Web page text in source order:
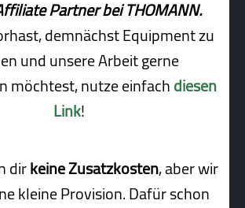
Partner bei THOMANN.
demnächst Equipment zu
und unsere Arbeit gerne
möchtest, nutze einfachdiesen
Link!
dirkeine Zusatzkosten, aber wir
kleine Pro­vi­sion. Dafür schon